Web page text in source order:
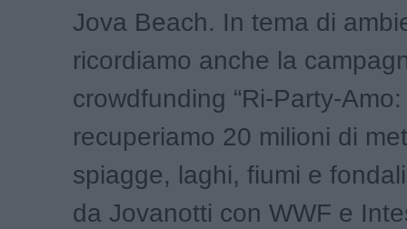
Jova Beach. In tema di
ricordiamo anche la
crowdfunding “Ri-Party-
recuperiamo 20 milioni di
spiagge, laghi, fiumi e
da Jovanotti con WWF e